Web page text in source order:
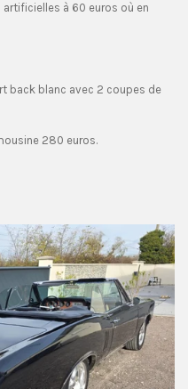
à 60 euros où en
back blanc avec 2 coupes de
280 euros.